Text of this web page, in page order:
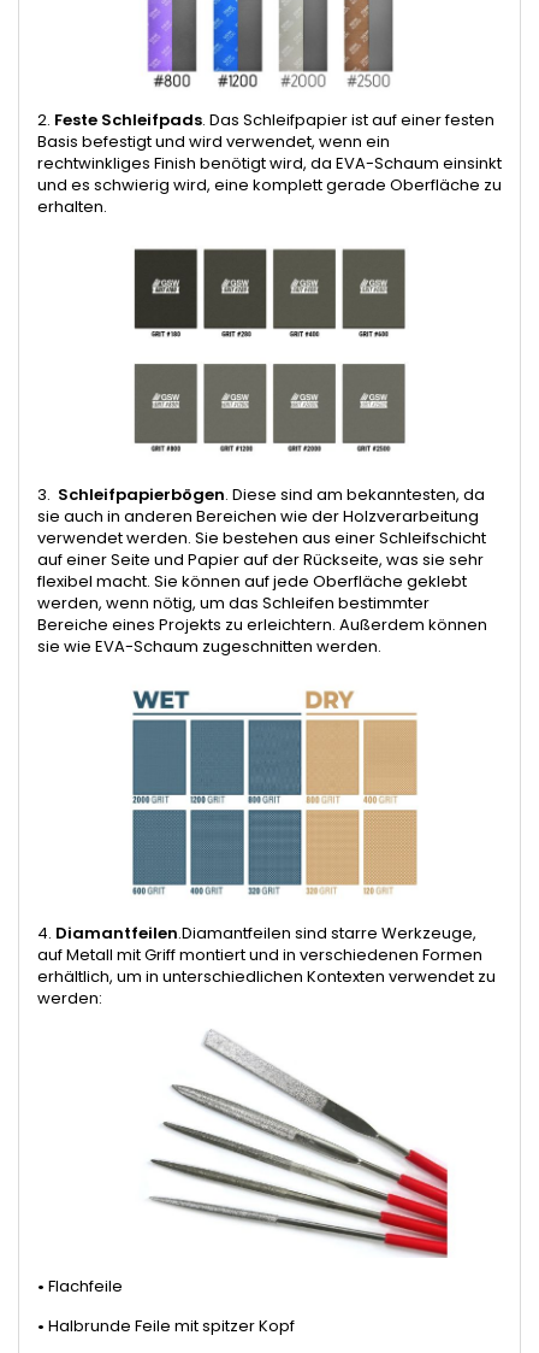
2. Feste Schleifpads. Das Schleifpapier ist auf einer festen
Basis befestigt und wird verwendet, wenn ein
rechtwinkliges Finish benötigt wird, da EVA-Schaum einsinkt
und es schwierig wird, eine komplett gerade Oberfläche zu
erhalten.
3. Schleifpapierbögen. Diese sind am bekanntesten, da
sie auch in anderen Bereichen wie der Holzverarbeitung
verwendet werden. Sie bestehen aus einer Schleifschicht
auf einer Seite und Papier auf der Rückseite, was sie sehr
flexibel macht. Sie können auf jede Oberfläche geklebt
werden, wenn nötig, um das Schleifen bestimmter
Bereiche eines Projekts zu erleichtern. Außerdem können
sie wie EVA-Schaum zugeschnitten werden.
4. Diamantfeilen.Diamantfeilen sind starre Werkzeuge,
auf Metall mit Griff montiert und in verschiedenen Formen
erhältlich, um in unterschiedlichen Kontexten verwendet zu
werden:
• Flachfeile
• Halbrunde Feile mit spitzer Kopf